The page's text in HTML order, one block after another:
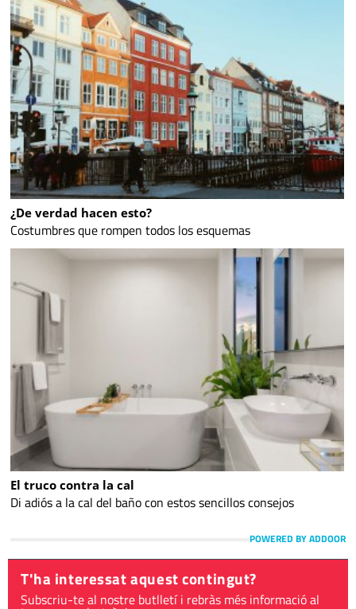
¿De verdad hacen esto?
Costumbres que rompen todos los esquemas
El truco contra la cal
Di adiós a la cal del baño con estos sencillos consejos
POWERED BY ADDOOR
T'ha interessat aquest contingut?
Subscriu-te al nostre butlletí i rebràs més informació al